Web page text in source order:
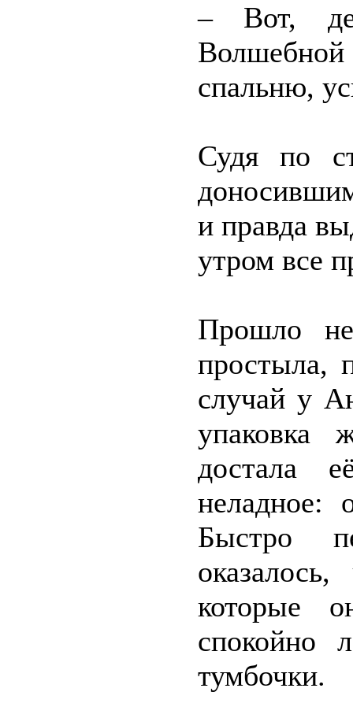
– Вот,
Волшебной
спальню,
Судя по
и правда
утром все
Прошло
простыла,
случай у
упаковка
достала
неладное:
Быстро
которые
спокойно
тумбочки.